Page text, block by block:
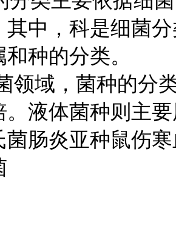
其中，科是细菌
种的分类。
域，菌种的分
。液体菌种则主
菌肠炎亚种鼠伤